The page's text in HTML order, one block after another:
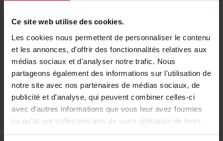
Ce site web utilise des cookies.
Les cookies nous permettent de personnaliser le contenu
et les annonces, d'offrir des fonctionnalités relatives aux
médias sociaux et d'analyser notre trafic. Nous
partageons également des informations sur l'utilisation de
notre site avec nos partenaires de médias sociaux, de
publicité et d'analyse, qui peuvent combiner celles-ci
avec d'autres informations que vous leur avez fournies
ou qu'ils ont collectées lors de votre utilisation de leurs
services.
Achetez local sur
notre boutique
Découvrez les produits
À lire aussi
Nature
«Les plantes sont